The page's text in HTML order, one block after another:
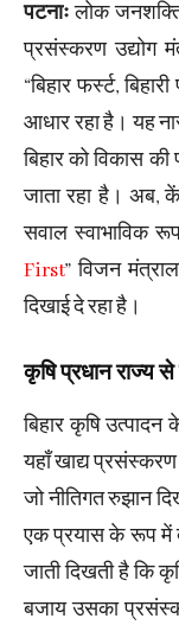
पटनाःलोक जनशक्ति
प्रसंस्करण उद्योग
“बिहार फर्स्ट,
आधार रहा है। यह
बिहार को विकास
जाता रहा है। अब,
सवाल स्वाभाविक
First” विजन
दिखाई दे रहा है।
कृषि प्रधान राज्य
बिहार कृषि
यहाँ खाद्य
जो नीतिगत रुझान
एक प्रयास के रूप में
जाती दिखती है कि
बजाय उसका